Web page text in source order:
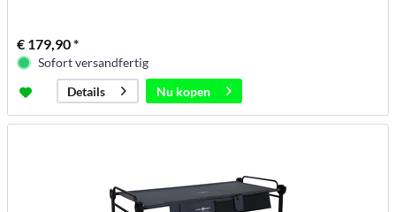
€ 179,90 *
Sofort versandfertig
Details
Nu kopen